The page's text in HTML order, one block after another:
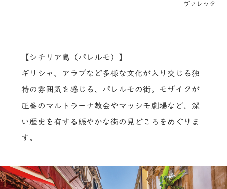
ヴァレッタ
【シチリア島（パレルモ）】
ギリシャ、アラブなど多様な文化が入り交じる独
特の雰囲気を感じる、パレルモの街。モザイクが
圧巻のマルトラーナ教会やマッシモ劇場など、深
い歴史を有する賑やかな街の見どころをめぐりま
す。